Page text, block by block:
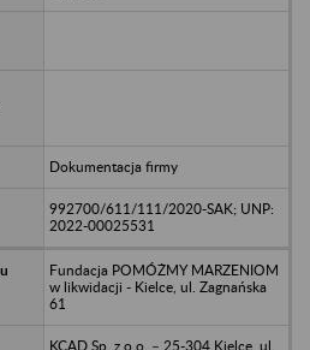
Dokumentacja firmy
992700/611/111/2020-SAK; UNP:
2022-00025531
Fundacja POMÓŻMY MARZENIOM
w likwidacji - Kielce, ul. Zagnańska
61
KCAD Sp. z o.o. – 25-304 Kielce, ul.